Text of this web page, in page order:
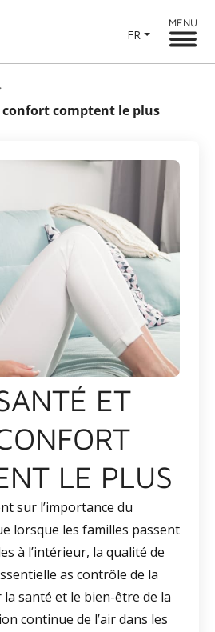
FR
MENU
comptent le plus
ET
LE PLUS
sur l’importance du
lorsque les familles passent
à l’intérieur, la qualité de
as contrôle de la
santé et le bien-être de la
continue de l’air dans les